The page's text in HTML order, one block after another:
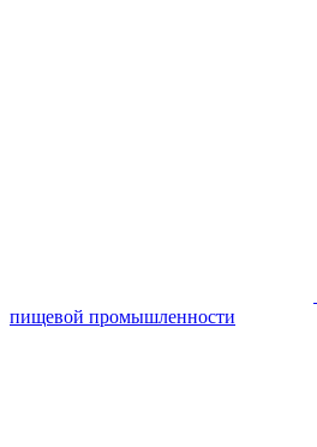
пищевой промышленности